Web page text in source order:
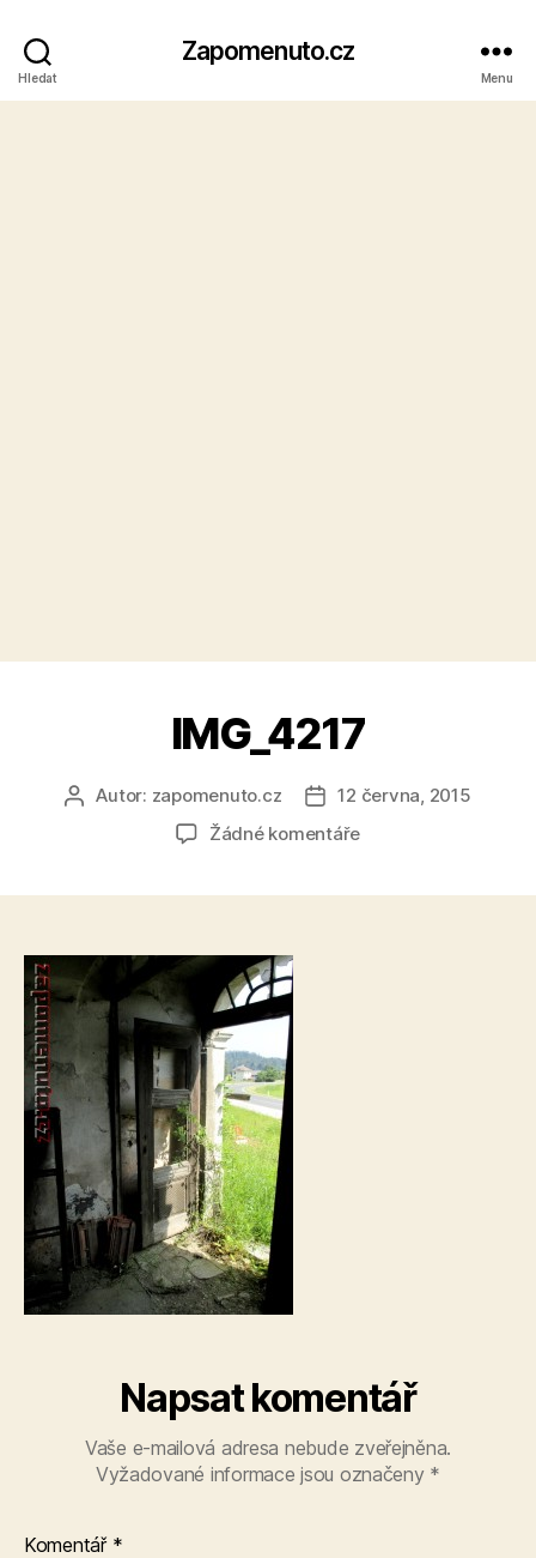
Hledat
Zapomenuto.cz
Menu
IMG_4217
AutorAutor: zapomenuto.cz
Datum
příspěvku
12 června, 2015
Žádné komentářeu
Napsat komentář
Vaše e-mailová adresa nebude zveřejněna.
Vyžadované informace jsou označeny *
Komentář *